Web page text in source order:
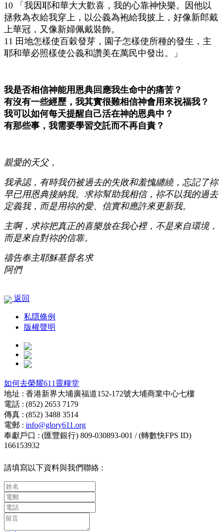
10 「我因耶和華大大歡喜，我的心靠神快樂。因他以
拯救為衣給我穿上，以公義為袍給我披上，好像新郎戴
上華冠，又像新婦佩戴裝飾。
11 田地怎樣使百穀發芽，園子怎樣使所種的發生，主
耶和華必照樣使公義和讚美在萬民中發出。」
我是否相信神能用恩典回應我生命中的痛苦？
有沒有一些經歷，我其實很難相信神會用來祝福我？
我可以如何每天提醒自己活在神的恩典中？
有那些事，我需要學習交託而不再自責？
親愛的天父，
我承認，有時我仍被過去的失敗和羞愧纏繞，忘記了祢
早已用恩典接納我。求祢幫助我相信，祢不以我的過去
定義我，而是用祢的愛、信實和應許來更新我。
主啊，求祢把真正的喜樂放在我心裡，不是來自環境，
而是來自對祢的信靠。
禱告奉主耶穌基督名求
阿們
返回
私隱條例
版權聲明
如何去榮耀611靈糧堂
地址 : 香港新界大埔廣福道152-172號大埔商業中心七樓
電話 : (852) 2653 7179
傳真 : (852) 3488 3514
電郵 : info@glory611.org
奉獻戶口 : (匯豐銀行) 809-030893-001 / (轉數快FPS ID)
166153932
請填寫以下資料與我們聯絡 :